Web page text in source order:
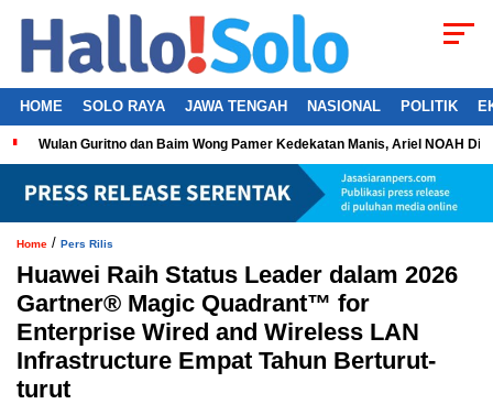
HOME SOLO RAYA JAWA TENGAH NASIONAL POLITIK
Wulan Guritno dan Baim Wong Pamer Kedekatan Manis, Ariel NOAH
Home / Pers Rilis
Huawei Raih Status Leader dalam 2026
Gartner® Magic Quadrant™ for
Enterprise Wired and Wireless LAN
Infrastructure Empat Tahun Berturut-
turut